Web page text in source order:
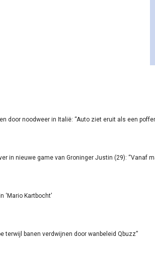
door noodweer in Italië: “Auto ziet eruit als een
in nieuwe game van Groninger Justin (29): “Vanaf
‘Mario Kartbocht’
terwijl banen verdwijnen door wanbeleid Qbuzz”